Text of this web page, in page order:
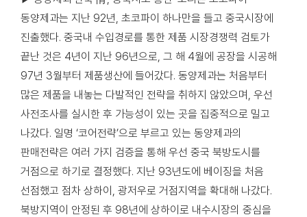
동양제과는 지난 92년, 초코파이 하나만을 들고 중국시장에
진출했다. 중국내 수입경로를 통한 제품 시장경쟁력 검토가
끝난 것은 4년이 지난 96년으로, 그 해 4월에 공장을 시공해
97년 3월부터 제품생산에 들어갔다. 동양제과는 처음부터
많은 제품을 내놓는 다발적인 전략을 취하지 않았으며, 우선
사전조사를 실시한 후 가능성이 있는 곳을 집중적으로 밀고
나갔다. 일명 ‘코어전략’으로 부르고 있는 동양제과의
판매전략은 여러 가지 검증을 통해 우선 중국 북방도시를
거점으로 하기로 결정했다. 지난 93년도에 베이징을 처음
선점했고 점차 상하이, 광저우로 거점지역을 확대해 나갔다.
북방지역이 안정된 후 98년에 상하이로 내수시장의 중심을